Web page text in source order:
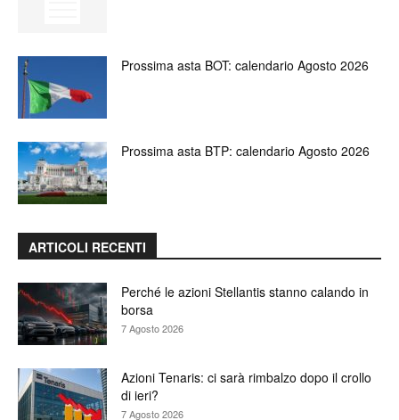
Prossima asta BOT: calendario Agosto 2026
Prossima asta BTP: calendario Agosto 2026
ARTICOLI RECENTI
Perché le azioni Stellantis stanno calando in
borsa
7 Agosto 2026
Azioni Tenaris: ci sarà rimbalzo dopo il crollo
di ieri?
7 Agosto 2026